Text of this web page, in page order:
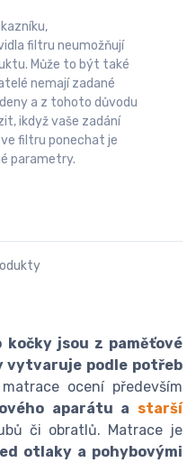
filtru neumožňují
Může to být také
nemají zadané
a z tohoto důvodu
ikdyž vaše zadání
filtru ponechat je
parametry.
jsou z paměťové
vytvaruje podle potřeb
ocení především
aparátu a starší
či obratlů. Matrace je
otlaky a pohybovými